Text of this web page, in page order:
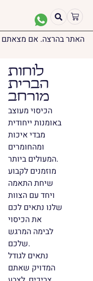
האתר בהרצה. אם מצאתם
לוחות
הברית
מורחב
הכיסוי מעוצב
באומנות ייחודית
מבדי איכות
ומהחומרים
המעולים ביותר.
מוזמנים לקבוע
שיחת התאמה
ויחד עם הצוות
שלנו נתאים לכם
את הכיסוי
לבימה המרגש
שלכם.
נתאים לגודל
המדויק שאתם